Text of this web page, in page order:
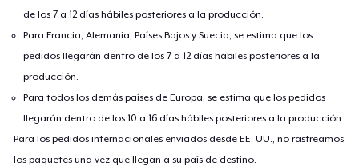
de los 7 a 12 días hábiles posteriores a la producción.
Para Francia, Alemania, Países Bajos y Suecia, se estima que los
pedidos llegarán dentro de los 7 a 12 días hábiles posteriores a la
producción.
Para todos los demás países de Europa, se estima que los pedidos
llegarán dentro de los 10 a 16 días hábiles posteriores a la producción.
Para los pedidos internacionales enviados desde EE. UU., no rastreamos
los paquetes una vez que llegan a su país de destino.